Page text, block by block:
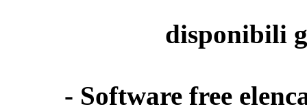
disponibili
- Software free